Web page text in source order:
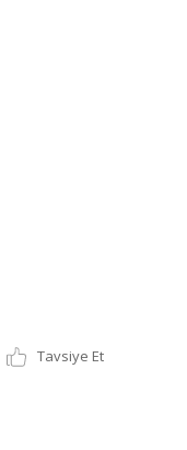
Tavsiye Et